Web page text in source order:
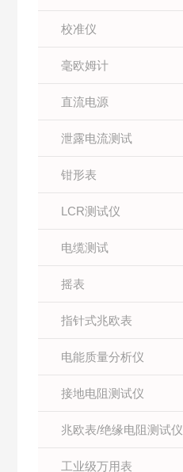
校准仪
毫欧姆计
直流电源
泄露电流测试
钳形表
LCR测试仪
电缆测试
摇表
指针式兆欧表
电能质量分析仪
接地电阻测试仪
兆欧表/绝缘电阻测试仪
工业级万用表